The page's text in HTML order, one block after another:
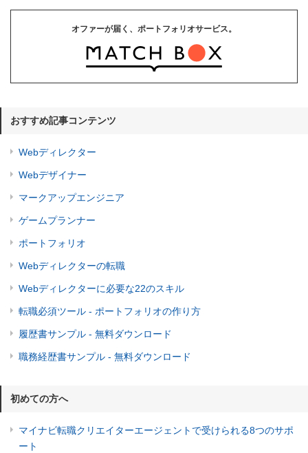
オファーが届く、ポートフォリオサービス。
おすすめ記事コンテンツ
Webディレクター
Webデザイナー
マークアップエンジニア
ゲームプランナー
ポートフォリオ
Webディレクターの転職
Webディレクターに必要な22のスキル
転職必須ツール - ポートフォリオの作り方
履歴書サンプル - 無料ダウンロード
職務経歴書サンプル - 無料ダウンロード
初めての方へ
マイナビ転職クリエイターエージェントで受けられる8つのサポ
ート